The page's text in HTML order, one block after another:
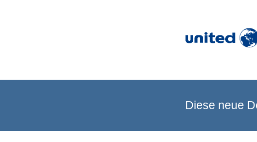
Diese neue